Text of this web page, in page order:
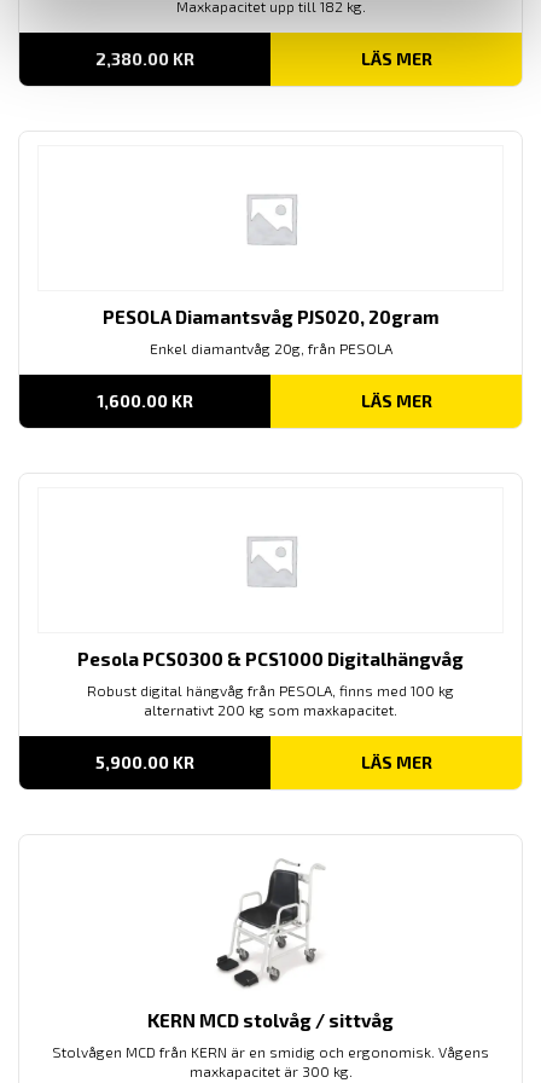
Maxkapacitet upp till 182 kg.
2,380.00 KR LÄS MER
PESOLA Diamantsvåg PJS020, 20gram
Enkel diamantvåg 20g, från PESOLA
1,600.00 KR LÄS MER
Pesola PCS0300 & PCS1000 Digitalhängvåg
Robust digital hängvåg från PESOLA, finns med 100 kg
alternativt 200 kg som maxkapacitet.
5,900.00 KR LÄS MER
KERN MCD stolvåg / sittvåg
Stolvågen MCD från KERN är en smidig och ergonomisk. Vågens
maxkapacitet är 300 kg.